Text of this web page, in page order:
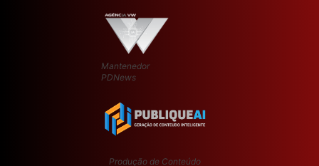
Mantenedor
PDNews
Produção de Conteúdo